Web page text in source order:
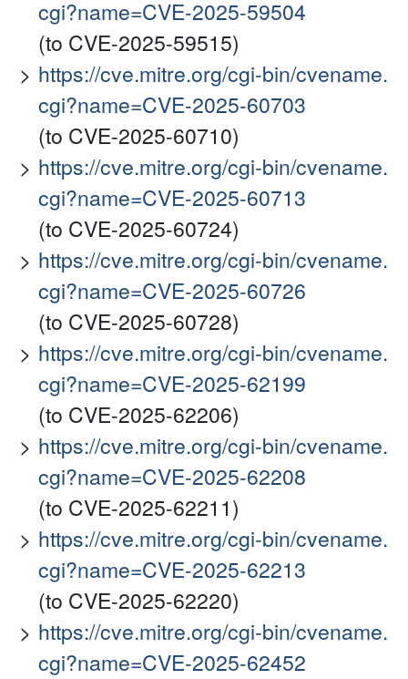
cgi?name=CVE-2025-59504
(to CVE-2025-59515)
https://cve.mitre.org/cgi-bin/cvename.
cgi?name=CVE-2025-60703
(to CVE-2025-60710)
https://cve.mitre.org/cgi-bin/cvename.
cgi?name=CVE-2025-60713
(to CVE-2025-60724)
https://cve.mitre.org/cgi-bin/cvename.
cgi?name=CVE-2025-60726
(to CVE-2025-60728)
https://cve.mitre.org/cgi-bin/cvename.
cgi?name=CVE-2025-62199
(to CVE-2025-62206)
https://cve.mitre.org/cgi-bin/cvename.
cgi?name=CVE-2025-62208
(to CVE-2025-62211)
https://cve.mitre.org/cgi-bin/cvename.
cgi?name=CVE-2025-62213
(to CVE-2025-62220)
https://cve.mitre.org/cgi-bin/cvename.
cgi?name=CVE-2025-62452